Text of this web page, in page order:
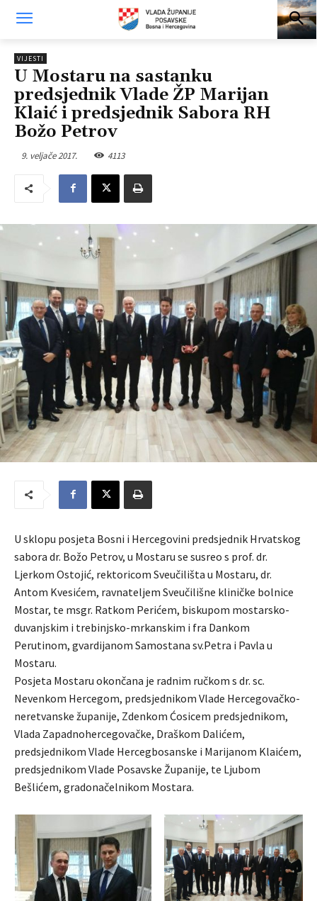
VIJESTI
U Mostaru na sastanku
predsjednik Vlade ŽP Marijan
Klaić i predsjednik Sabora RH
Božo Petrov
9. veljače 2017. 4113
U sklopu posjeta Bosni i Hercegovini predsjednik Hrvatskog
sabora dr. Božo Petrov, u Mostaru se susreo s prof. dr.
Ljerkom Ostojić, rektoricom Sveučilišta u Mostaru, dr.
Antom Kvesićem, ravnateljem Sveučilišne kliničke bolnice
Mostar, te msgr. Ratkom Perićem, biskupom mostarsko-
duvanjskim i trebinjsko-mrkanskim i fra Dankom
Perutinom, gvardijanom Samostana sv.Petra i Pavla u
Mostaru.
Posjeta Mostaru okončana je radnim ručkom s dr. sc.
Nevenkom Hercegom, predsjednikom Vlade Hercegovačko-
neretvanske županije, Zdenkom Ćosicem predsjednikom,
Vlada Zapadnohercegovačke, Draškom Dalićem,
predsjednikom Vlade Hercegbosanske i Marijanom Klaićem,
predsjednikom Vlade Posavske Županije, te Ljubom
Bešlićem, gradonačelnikom Mostara.